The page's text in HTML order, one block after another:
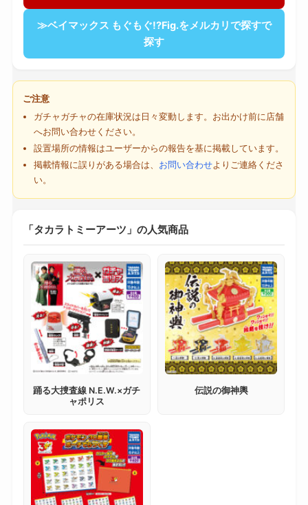
≫ベイマックス もぐもぐ!?Fig.をメルカリで探すで
探す
ご注意
ガチャガチャの在庫状況は日々変動します。お出かけ前に店舗
へお問い合わせください。
設置場所の情報はユーザーからの報告を基に掲載しています。
掲載情報に誤りがある場合は、 お問い合わせよりご連絡くださ
い。
「タカラトミーアーツ」の人気商品
踊る大捜査線 N.E.W.×ガチ
ャポリス
伝説の御神輿